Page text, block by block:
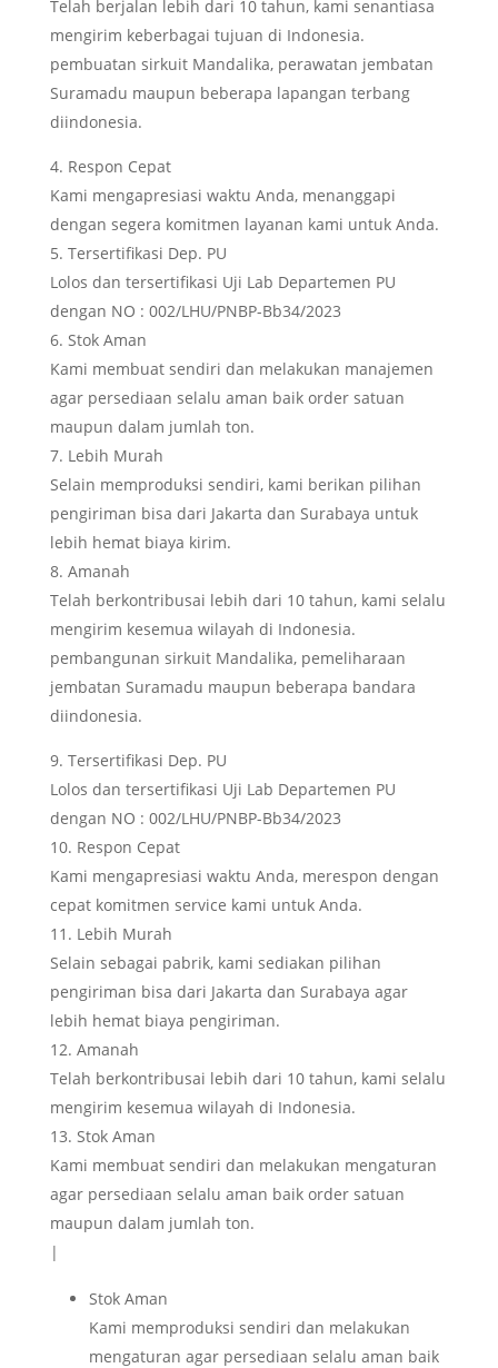
Telah berjalan lebih dari 10 tahun, kami senantiasa
mengirim keberbagai tujuan di Indonesia.
pembuatan sirkuit Mandalika, perawatan jembatan
Suramadu maupun beberapa lapangan terbang
diindonesia.
Respon Cepat
Kami mengapresiasi waktu Anda, menanggapi
dengan segera komitmen layanan kami untuk Anda.
Tersertifikasi Dep. PU
Lolos dan tersertifikasi Uji Lab Departemen PU
dengan NO : 002/LHU/PNBP-Bb34/2023
Stok Aman
Kami membuat sendiri dan melakukan manajemen
agar persediaan selalu aman baik order satuan
maupun dalam jumlah ton.
Lebih Murah
Selain memproduksi sendiri, kami berikan pilihan
pengiriman bisa dari Jakarta dan Surabaya untuk
lebih hemat biaya kirim.
Amanah
Telah berkontribusai lebih dari 10 tahun, kami selalu
mengirim kesemua wilayah di Indonesia.
pembangunan sirkuit Mandalika, pemeliharaan
jembatan Suramadu maupun beberapa bandara
diindonesia.
Tersertifikasi Dep. PU
Lolos dan tersertifikasi Uji Lab Departemen PU
dengan NO : 002/LHU/PNBP-Bb34/2023
Respon Cepat
Kami mengapresiasi waktu Anda, merespon dengan
cepat komitmen service kami untuk Anda.
Lebih Murah
Selain sebagai pabrik, kami sediakan pilihan
pengiriman bisa dari Jakarta dan Surabaya agar
lebih hemat biaya pengiriman.
Amanah
Telah berkontribusai lebih dari 10 tahun, kami selalu
mengirim kesemua wilayah di Indonesia.
Stok Aman
Kami membuat sendiri dan melakukan mengaturan
agar persediaan selalu aman baik order satuan
maupun dalam jumlah ton.
|
Stok Aman
Kami memproduksi sendiri dan melakukan
mengaturan agar persediaan selalu aman baik